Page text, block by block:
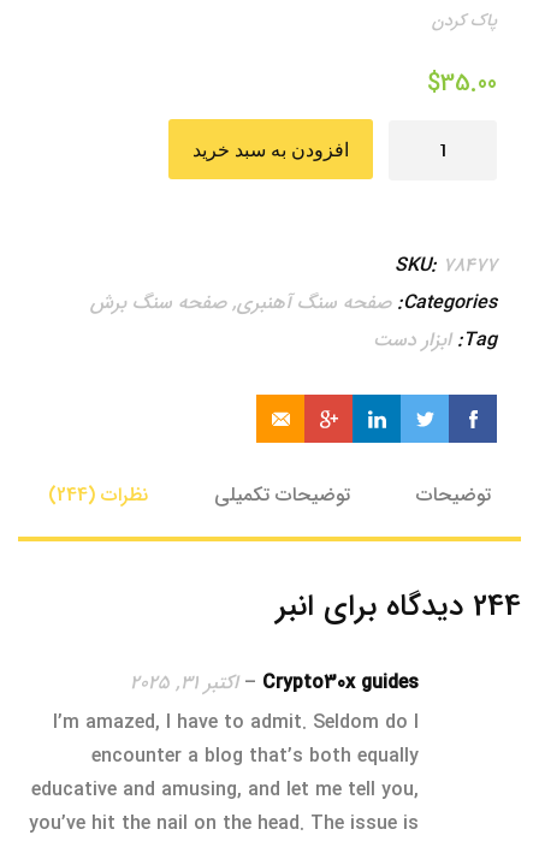
پاک کردن
$35.00
افزودن به سبد خرید
SKU: 78477
Categories: صفحه سنگ آهنبری,صفحه سنگ برش
Tag: ابزار دست
توضیحات توضیحات تکمیلی نظرات (244)
244 دیدگاه برای انبر
Crypto30x guides
– اکتبر 31, 2025
I’m amazed, I have to admit. Seldom do I
encounter a blog that’s both equally
educative and amusing, and let me tell you,
you’ve hit the nail on the head. The issue is